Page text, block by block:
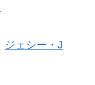
ジェシー・J